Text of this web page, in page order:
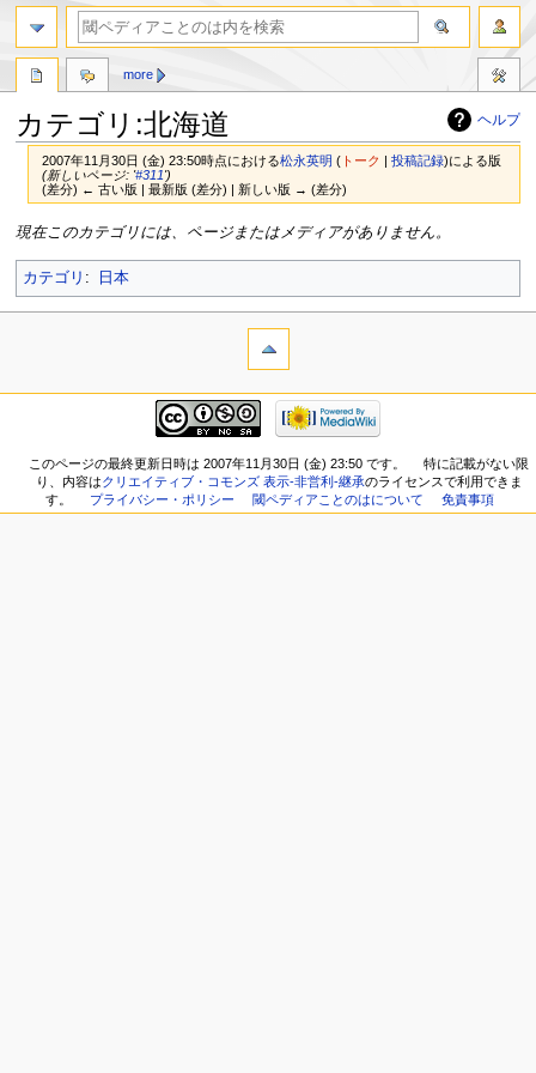
ヘルプ
カテゴリ:北海道
2007年11月30日 (金) 23:50時点における松永英明 ( トーク | 投稿記録)による版
(新しいページ: '#311')
(差分) ← 古い版 | 最新版 (差分) | 新しい版 → (差分)
ナ
ゲ
ー
に
検
に
移
現在このカテゴリには、ページまたはメディアがありません。
カテゴリ : 日本
more
このページの最終更新日時は 2007年11月30日 (金) 23:50 です。
特に記載がない限
り、内容はクリエイティブ・コモンズ 表示-非営利-継承のライセンスで利用できま
す。
プライバシー・ポリシー 閾ペディアことのはについて 免責事項